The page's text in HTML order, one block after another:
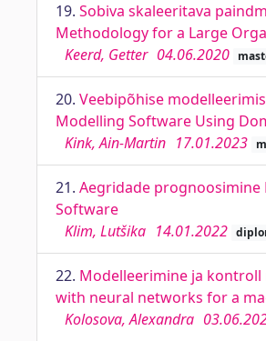
19. Sobiva skaleeritava
Methodology for a Large
Keerd, Getter 04.06.2020
20. Veebipõhise
Modelling Software Using
Kink, Ain-Martin 17.01.2023
21. Aegridade prognoosimine
Software
Klim, Lutšika 14.01.2022
22. Modelleerimine ja
with neural networks for a
Kolosova, Alexandra